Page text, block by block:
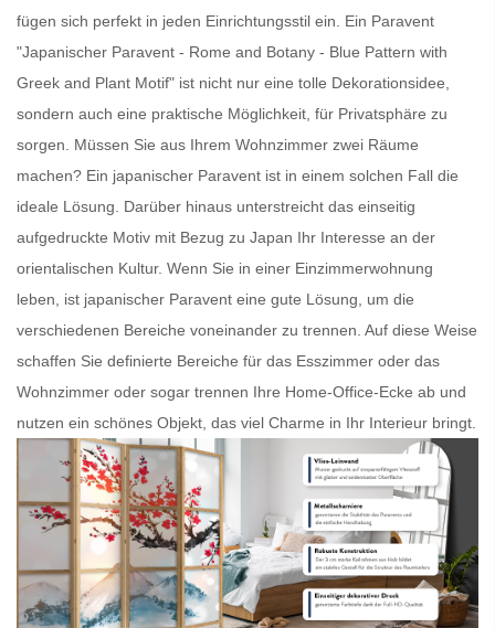
fügen sich perfekt in jeden Einrichtungsstil ein. Ein Paravent
"Japanischer Paravent - Rome and Botany - Blue Pattern with
Greek and Plant Motif" ist nicht nur eine tolle Dekorationsidee,
sondern auch eine praktische Möglichkeit, für Privatsphäre zu
sorgen. Müssen Sie aus Ihrem Wohnzimmer zwei Räume
machen? Ein japanischer Paravent ist in einem solchen Fall die
ideale Lösung. Darüber hinaus unterstreicht das einseitig
aufgedruckte Motiv mit Bezug zu Japan Ihr Interesse an der
orientalischen Kultur. Wenn Sie in einer Einzimmerwohnung
leben, ist japanischer Paravent eine gute Lösung, um die
verschiedenen Bereiche voneinander zu trennen. Auf diese Weise
schaffen Sie definierte Bereiche für das Esszimmer oder das
Wohnzimmer oder sogar trennen Ihre Home-Office-Ecke ab und
nutzen ein schönes Objekt, das viel Charme in Ihr Interieur bringt.